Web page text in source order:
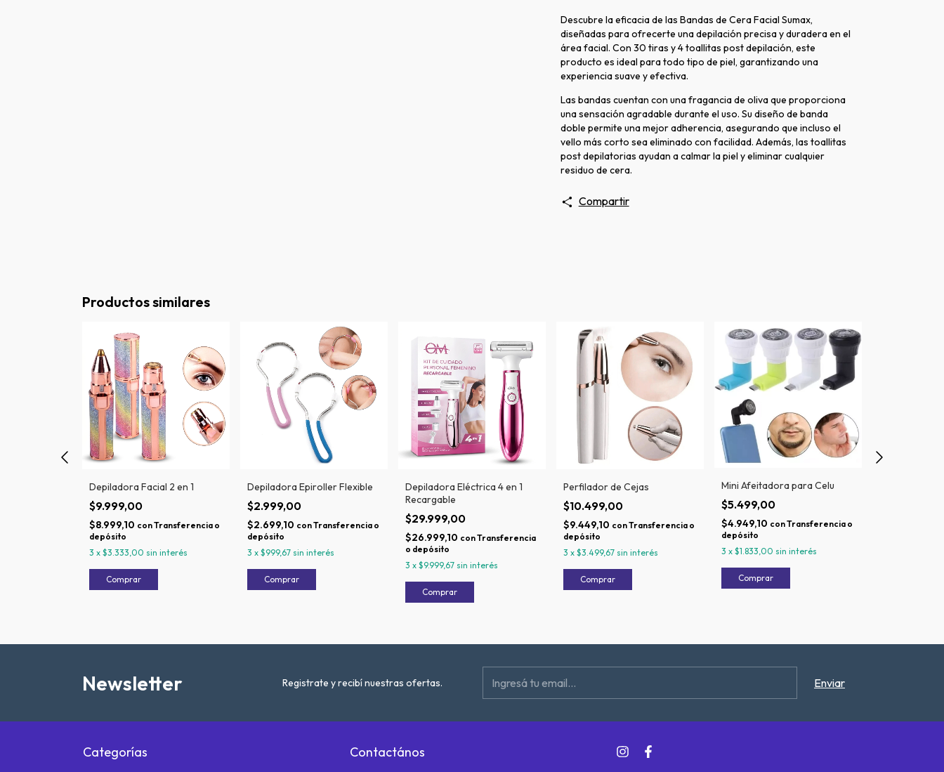
Descubre la eficacia de las Bandas de Cera Facial Sumax,
diseñadas para ofrecerte una depilación precisa y duradera en el
área facial. Con 30 tiras y 4 toallitas post depilación, este
producto es ideal para todo tipo de piel, garantizando una
experiencia suave y efectiva.
Las bandas cuentan con una fragancia de oliva que proporciona
una sensación agradable durante el uso. Su diseño de banda
doble permite una mejor adherencia, asegurando que incluso el
vello más corto sea eliminado con facilidad. Además, las toallitas
post depilatorias ayudan a calmar la piel y eliminar cualquier
residuo de cera.
Compartir
Productos similares
Depiladora Facial 2 en 1
$9.999,00
$8.999,10 conTransferencia o
depósito
3 x $3.333,00 sin interés
Depiladora Epiroller Flexible
$2.999,00
$2.699,10 conTransferencia o
depósito
3 x $999,67 sin interés
Depiladora Eléctrica 4 en 1
Recargable
$29.999,00
$26.999,10 conTransferencia
o depósito
3 x $9.999,67 sin interés
Perfilador de Cejas
$10.499,00
$9.449,10 conTransferencia o
depósito
3 x $3.499,67 sin interés
Mini Afeitadora para Celu
$5.499,00
$4.949,10 conTransferencia o
depósito
3 x $1.833,00 sin interés
Newsletter Registrate y recibí nuestras ofertas.
Categorías Contactános